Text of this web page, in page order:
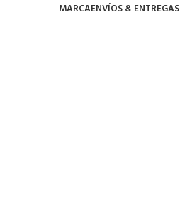
MARCAENVÍOS & ENTREGAS